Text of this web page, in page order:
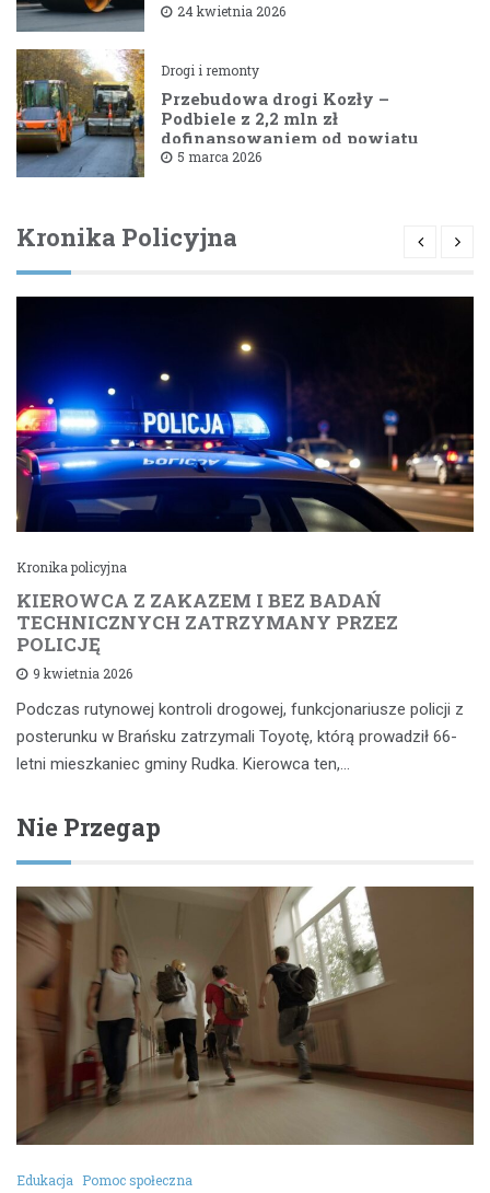
Filipy
24 kwietnia 2026
Drogi i remonty
Przebudowa drogi Kozły –
Podbiele z 2,2 mln zł
dofinansowaniem od powiatu
bielskiego
5 marca 2026
Kronika Policyjna
Kronika policyjna
KIEROWCA Z ZAKAZEM I BEZ BADAŃ
TECHNICZNYCH ZATRZYMANY PRZEZ
POLICJĘ
9 kwietnia 2026
Podczas rutynowej kontroli drogowej, funkcjonariusze policji z
posterunku w Brańsku zatrzymali Toyotę, którą prowadził 66-
letni mieszkaniec gminy Rudka. Kierowca ten,…
Nie Przegap
Edukacja Pomoc społeczna